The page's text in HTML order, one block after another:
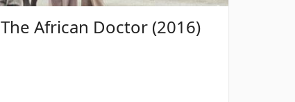
The African Doctor (2016)